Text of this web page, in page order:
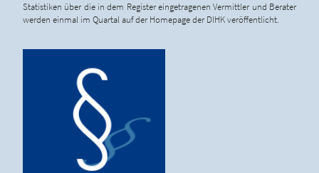
Statistiken über die in dem Register eingetragenen Vermittler und Berater
werden einmal im Quartal auf der Homepage der DIHK veröffentlicht.